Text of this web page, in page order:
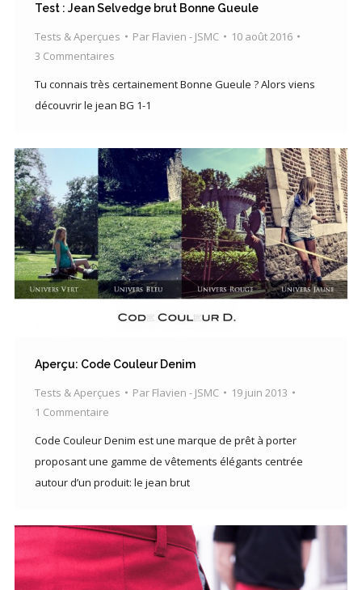
Test : Jean Selvedge brut Bonne Gueule
Tests & Aperçues Par Flavien - JSMC
10 août 2016
3 Commentaires
Tu connais très certainement Bonne Gueule ? Alors viens
découvrir le jean BG 1-1
Aperçu: Code Couleur Denim
Tests & Aperçues Par Flavien - JSMC
19 juin 2013
1 Commentaire
Code Couleur Denim est une marque de prêt à porter
proposant une gamme de vêtements élégants centrée
autour d’un produit: le jean brut